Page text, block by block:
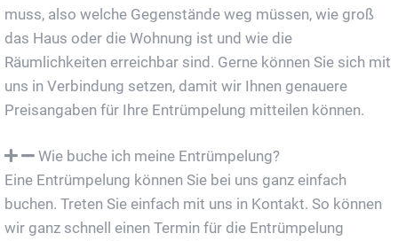
muss, also welche Gegenstände weg müssen, wie groß
das Haus oder die Wohnung ist und wie die
Räumlichkeiten erreichbar sind. Gerne können Sie sich mit
uns in Verbindung setzen, damit wir Ihnen genauere
Preisangaben für Ihre Entrümpelung mitteilen können.
Wie buche ich meine Entrümpelung?
Eine Entrümpelung können Sie bei uns ganz einfach
buchen. Treten Sie einfach mit uns in Kontakt. So können
wir ganz schnell einen Termin für die Entrümpelung